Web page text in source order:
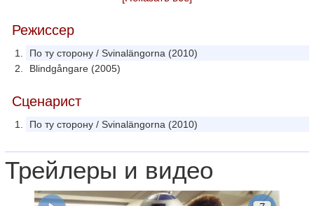
Режиссер
По ту сторону / Svinalängorna (2010)
Blindgångare (2005)
Сценарист
По ту сторону / Svinalängorna (2010)
Трейлеры и видео